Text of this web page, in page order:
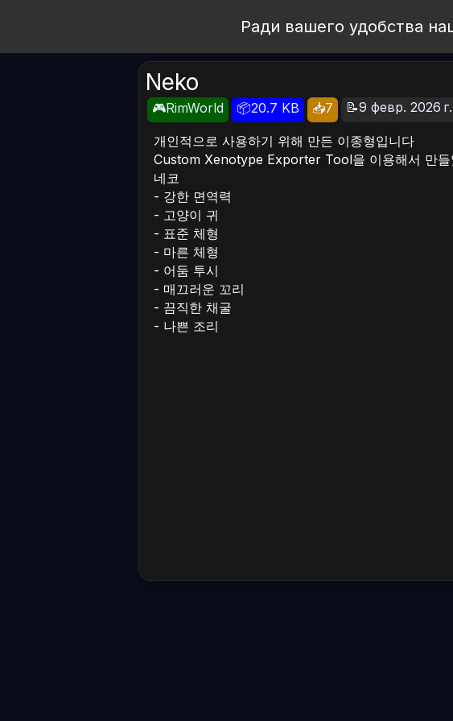
Ради вашего удобства
Neko
🎮RimWorld 📦20.7 KB 📥7 📝9 февр. 2026 г.
개인적으로 사용하기 위해 만든 이종형입니다
Custom Xenotype Exporter Tool을 이용해서 만들
네코
- 강한 면역력
- 고양이 귀
- 표준 체형
- 마른 체형
- 어둠 투시
- 매끄러운 꼬리
- 끔직한 채굴
- 나쁜 조리